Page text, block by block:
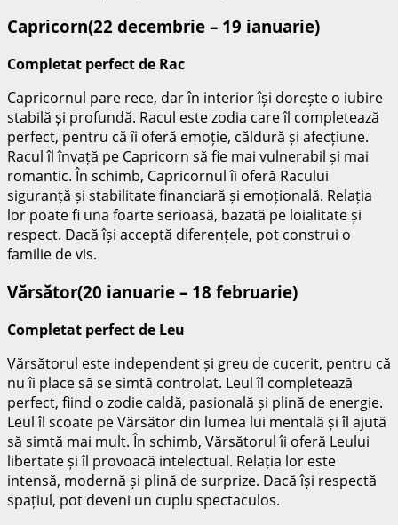
Capricorn(22 decembrie – 19 ianuarie)
Completat perfect de Rac
Capricornul pare rece, dar în interior își dorește o iubire
stabilă și profundă. Racul este zodia care îl completează
perfect, pentru că îi oferă emoție, căldură și afecțiune.
Racul îl învață pe Capricorn să fie mai vulnerabil și mai
romantic. În schimb, Capricornul îi oferă Racului
siguranță și stabilitate financiară și emoțională. Relația
lor poate fi una foarte serioasă, bazată pe loialitate și
respect. Dacă își acceptă diferențele, pot construi o
familie de vis.
Vărsător(20 ianuarie – 18 februarie)
Completat perfect de Leu
Vărsătorul este independent și greu de cucerit, pentru că
nu îi place să se simtă controlat. Leul îl completează
perfect, fiind o zodie caldă, pasională și plină de energie.
Leul îl scoate pe Vărsător din lumea lui mentală și îl ajută
să simtă mai mult. În schimb, Vărsătorul îi oferă Leului
libertate și îl provoacă intelectual. Relația lor este
intensă, modernă și plină de surprize. Dacă își respectă
spațiul, pot deveni un cuplu spectaculos.